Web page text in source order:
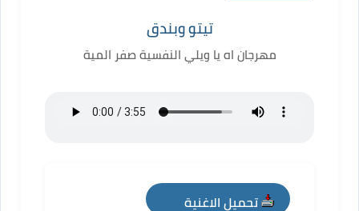
تيتو وبندق
مهرجان اه يا ويلي النفسية صفر المية
تحميل الاغنية